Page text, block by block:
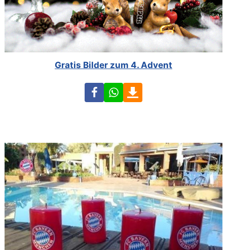
Gratis Bilder zum 4. Advent
FacebookWhatsApp